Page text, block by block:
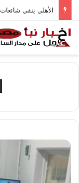
الأهلي ينفي